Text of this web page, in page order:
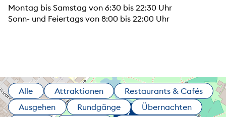
Montag bis Samstag von 6:30 bis 22:30 Uhr
Sonn- und Feiertags von 8:00 bis 22:00 Uhr
Alle Attraktionen
Restaurants & Cafés
Ausgehen
Rundgänge
Übernachten